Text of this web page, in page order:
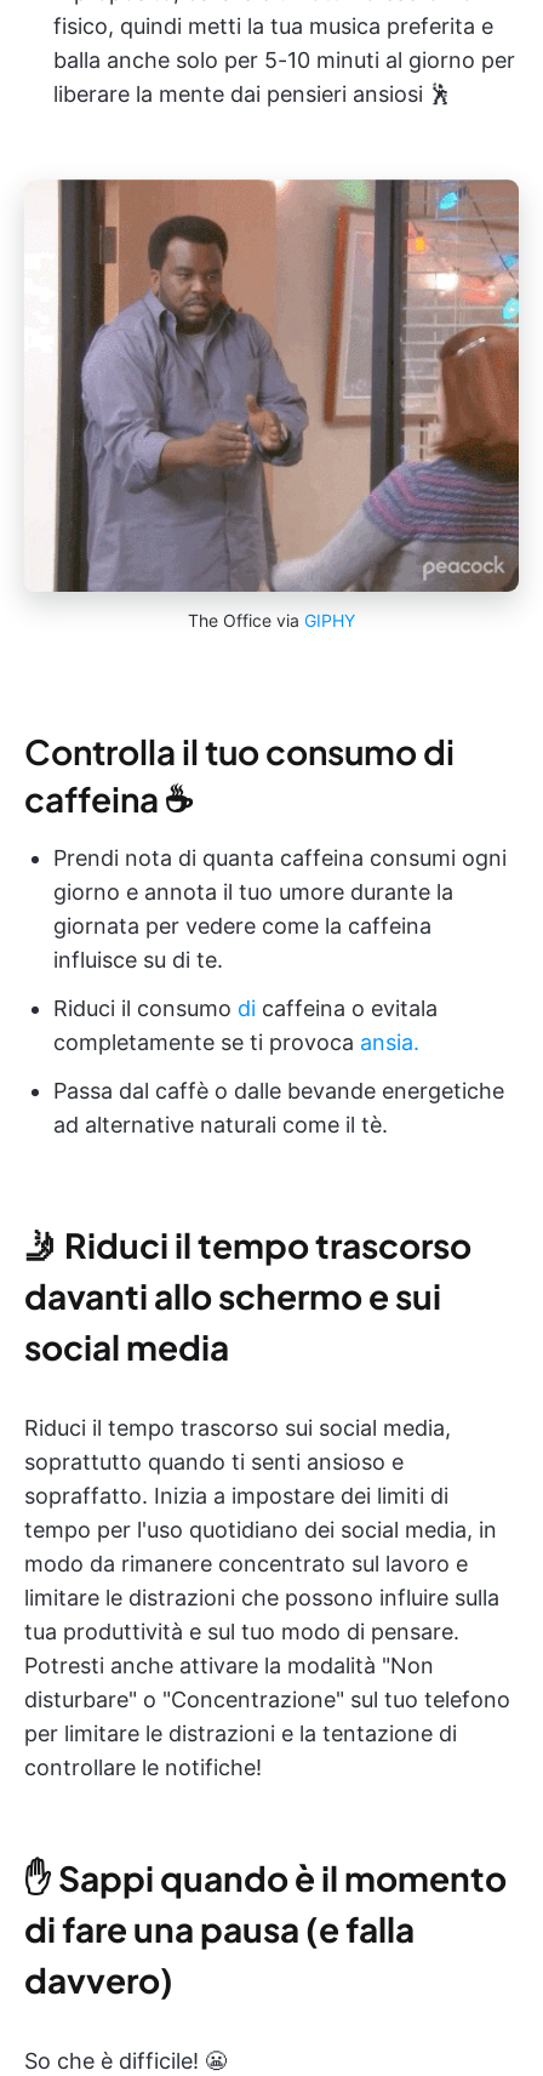
fisico, quindi metti la tua musica preferita e
balla anche solo per 5-10 minuti al giorno per
liberare la mente dai pensieri ansiosi 🕺
The Office via GIPHY
Controlla il tuo consumo di
caffeina ☕️
Prendi nota di quanta caffeina consumi ogni
giorno e annota il tuo umore durante la
giornata per vedere come la caffeina
influisce su di te.
Riduci il consumo di caffeina o evitala
completamente se ti provoca ansia.
Passa dal caffè o dalle bevande energetiche
ad alternative naturali come il tè.
🤳 Riduci il tempo trascorso
davanti allo schermo e sui
social media
Riduci il tempo trascorso sui social media,
soprattutto quando ti senti ansioso e
sopraffatto. Inizia a impostare dei limiti di
tempo per l'uso quotidiano dei social media, in
modo da rimanere concentrato sul lavoro e
limitare le distrazioni che possono influire sulla
tua produttività e sul tuo modo di pensare.
Potresti anche attivare la modalità "Non
disturbare" o "Concentrazione" sul tuo telefono
per limitare le distrazioni e la tentazione di
controllare le notifiche!
✋ Sappi quando è il momento
di fare una pausa (e falla
davvero)
So che è difficile! 😬